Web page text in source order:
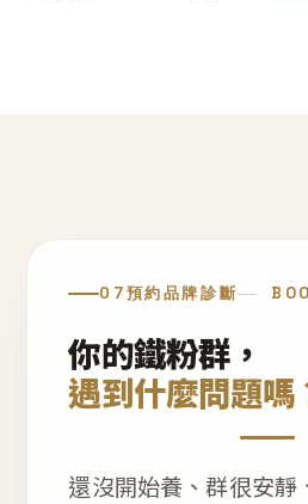
07預約品牌診斷
你的鐵粉群，
遇到什麼問題嗎
還沒開始養、群很安靜